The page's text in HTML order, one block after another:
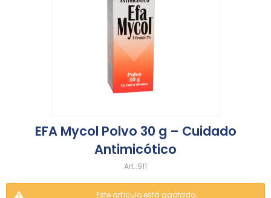
EFA Mycol Polvo 30 g – Cuidado
Antimicótico
911
Este artículo está agotado.